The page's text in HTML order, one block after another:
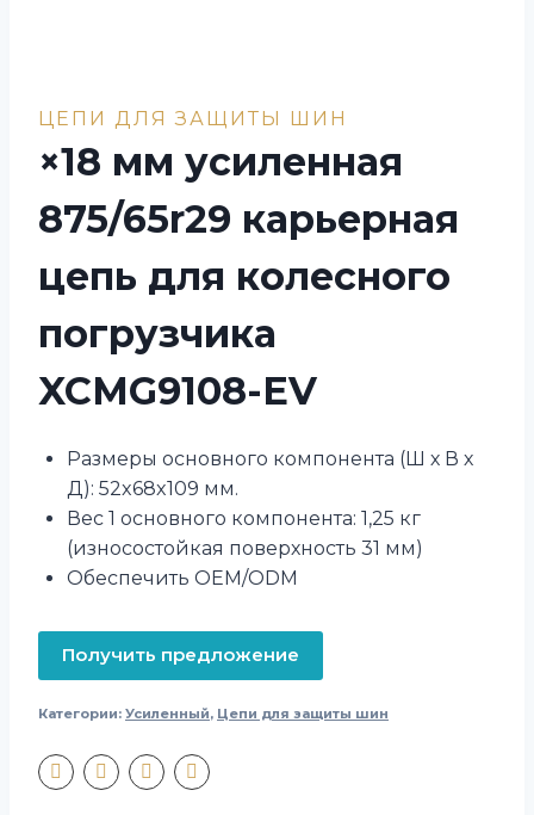
ЦЕПИ ДЛЯ ЗАЩИТЫ ШИН
×18 мм усиленная
875/65r29 карьерная
цепь для колесного
погрузчика
XCMG9108-EV
Размеры основного компонента (Ш х В х
Д): 52x68x109 мм.
Вес 1 основного компонента: 1,25 кг
(износостойкая поверхность 31 мм)
Обеспечить OEM/ODM
Получить предложение
Категории: Усиленный, Цепи для защиты шин